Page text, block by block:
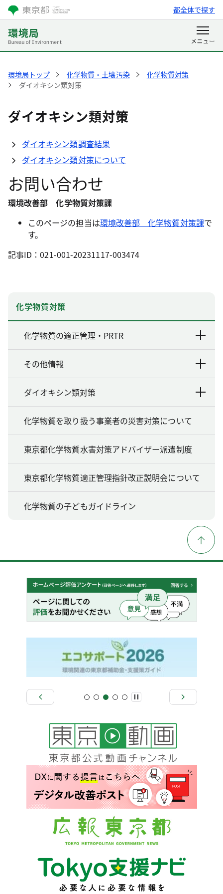
都全体で探す
環境局トップ 化学物質・土壌汚染
化学物質対策
ダイオキシン類対策
ダイオキシン類対策
ダイオキシン類調査結果
ダイオキシン類対策について
お問い合わせ
環境改善部 化学物質対策課
このページの担当は環境改善部 化学物質対策課で
す。
記事ID：021-001-20231117-003474
化学物質対策
化学物質の適正管理・PRTR
その他情報
ダイオキシン類対策
化学物質を取り扱う事業者の災害対策について
東京都化学物質水害対策アドバイザー派遣制度
東京都化学物質適正管理指針改正説明会について
化学物質の子どもガイドライン